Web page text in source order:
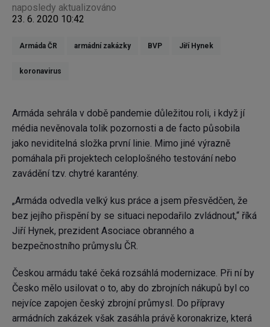
naposledy aktualizováno
23. 6. 2020 10:42
Armáda ČR armádní zakázky BVP Jiří Hynek
koronavirus
Armáda sehrála v době pandemie důležitou roli, i když jí
média nevěnovala tolik pozornosti a de facto působila
jako neviditelná složka první linie. Mimo jiné výrazně
pomáhala při projektech celoplošného testování nebo
zavádění tzv. chytré karantény.
„Armáda odvedla velký kus práce a jsem přesvědčen, že
bez jejího přispění by se situaci nepodařilo zvládnout,“ říká
Jiří Hynek, prezident Asociace obranného a
bezpečnostního průmyslu ČR.
Českou armádu také čeká rozsáhlá modernizace. Při ní by
Česko mělo usilovat o to, aby do zbrojních nákupů byl co
nejvíce zapojen český zbrojní průmysl. Do přípravy
armádních zakázek však zasáhla právě koronakrize, která